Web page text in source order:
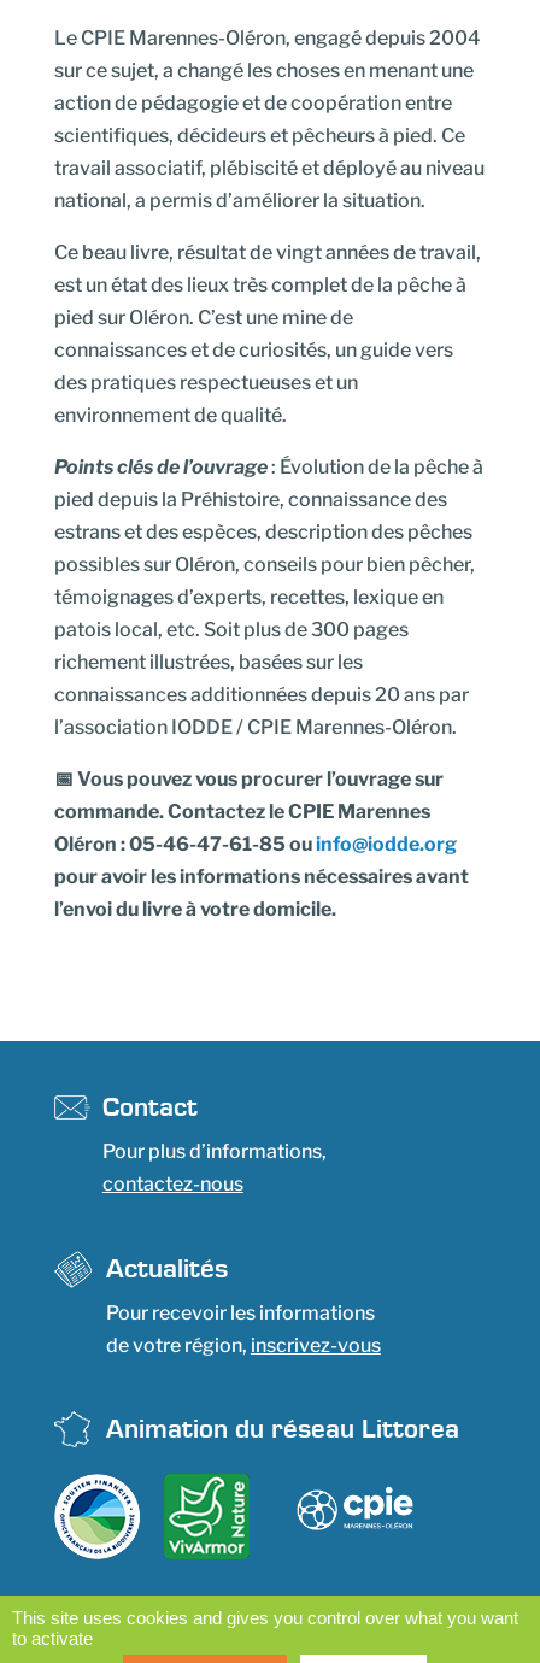
Le CPIE Marennes-Oléron, engagé depuis 2004
sur ce sujet, a changé les choses en menant une
action de pédagogie et de coopération entre
scientifiques, décideurs et pêcheurs à pied. Ce
travail associatif, plébiscité et déployé au niveau
national, a permis d’améliorer la situation.
Ce beau livre, résultat de vingt années de travail,
est un état des lieux très complet de la pêche à
pied sur Oléron. C’est une mine de
connaissances et de curiosités, un guide vers
des pratiques respectueuses et un
environnement de qualité.
Points clés de l’ouvrage: Évolution de la pêche à
pied depuis la Préhistoire, connaissance des
estrans et des espèces, description des pêches
possibles sur Oléron, conseils pour bien pêcher,
témoignages d’experts, recettes, lexique en
patois local, etc. Soit plus de 300 pages
richement illustrées, basées sur les
connaissances additionnées depuis 20 ans par
l’association IODDE / CPIE Marennes-Oléron.
📅 Vous pouvez vous procurer l’ouvrage sur
commande. Contactez le CPIE Marennes
Oléron : 05-46-47-61-85 ou info@iodde.org
pour avoir les informations nécessaires avant
l’envoi du livre à votre domicile.
Contact
Pour plus d’informations,
contactez-nous
Actualités
Pour recevoir les informations
de votre région, inscrivez-vous
Animation du réseau Littorea
This site uses cookies and gives you control over what you want
to activate